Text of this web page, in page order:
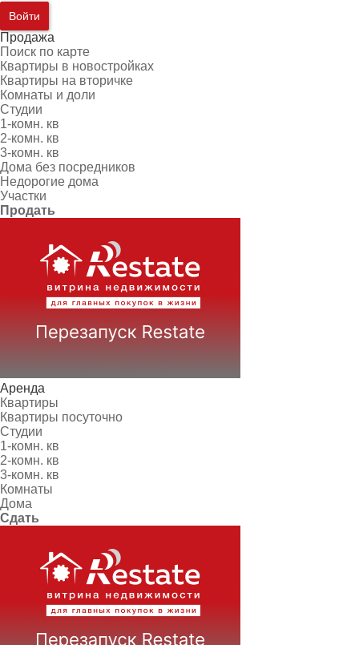
Войти
Продажа
Поиск по карте
Квартиры в новостройках
Квартиры на вторичке
Комнаты и доли
Студии
1-комн. кв
2-комн. кв
3-комн. кв
Дома без посредников
Недорогие дома
Участки
Продать
Аренда
Квартиры
Квартиры посуточно
Студии
1-комн. кв
2-комн. кв
3-комн. кв
Комнаты
Дома
Сдать